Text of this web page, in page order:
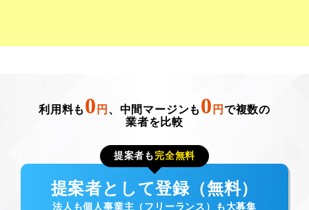
利用料も 0 円 、中間マージンも 0 円 で複数の
業者を比較
提案者も 完全無料
提案者として登録（無料）
法人も個人事業主（フリーランス）も大募集